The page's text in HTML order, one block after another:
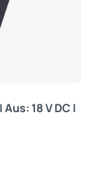
18 V DC |